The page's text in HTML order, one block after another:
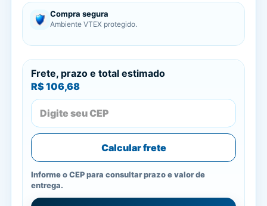
Compra segura
Ambiente VTEX protegido.
Frete, prazo e total estimado
R$ 106,68
Calcular frete
Informe o CEP para consultar prazo e valor de
entrega.